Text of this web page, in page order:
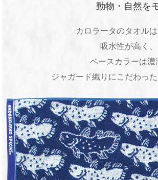
動物・自然を
カロラータのタオル
吸水性が高く
ベースカラーは濃
ジャガード織りにこだわっ